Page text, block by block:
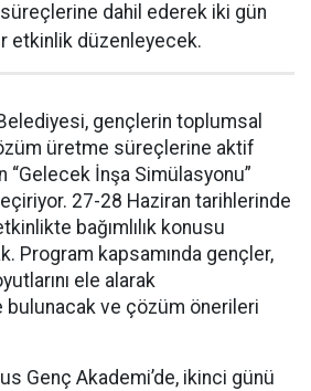
dahil ederek iki gün
etkinlik düzenleyecek.
gençlerin toplumsal
üretme süreçlerine aktif
“Gelecek İnşa Simülasyonu”
27-28 Haziran tarihlerinde
bağımlılık konusu
Program kapsamında gençler,
ele alarak
ve çözüm önerileri
Genç Akademi’de, ikinci günü